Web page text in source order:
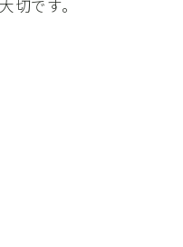
切です。